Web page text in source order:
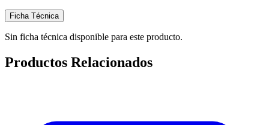
Ficha Técnica
Sin ficha técnica disponible para este producto.
Productos Relacionados